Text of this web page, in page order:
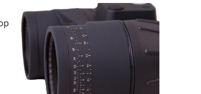
Приборы теплового контроля
Приборы для обслуживания сетей
Детекторы проводки
Влагомеры (датчики влажности)
Лазерные дальномеры
Измерители параметров окружающей
среды